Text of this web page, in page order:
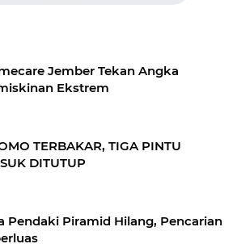
Jember Tekan Angka
Ekstrem
TERBAKAR, TIGA PINTU
DITUTUP
Pendaki Piramid Hilang, Pencarian